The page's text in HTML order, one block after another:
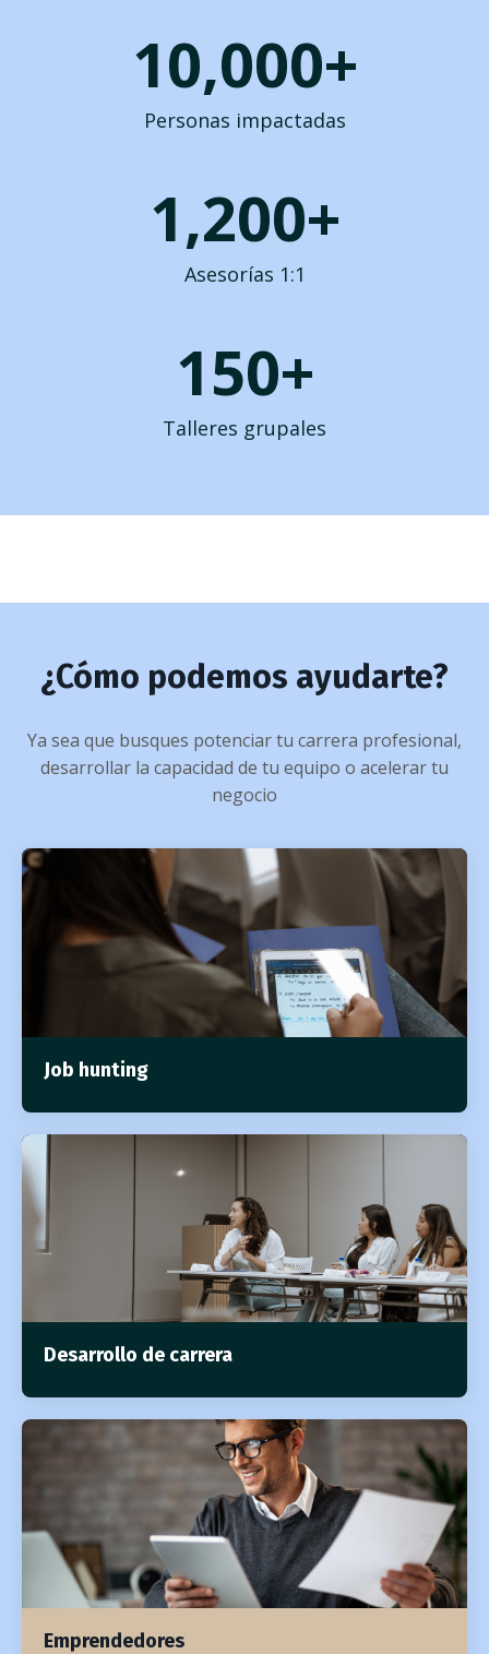
10,000+
Personas impactadas
1,200+
Asesorías 1:1
150+
Talleres grupales
¿Cómo podemos ayudarte?
Ya sea que busques potenciar tu carrera profesional,
desarrollar la capacidad de tu equipo o acelerar tu
negocio
Job hunting
Desarrollo de carrera
Emprendedores